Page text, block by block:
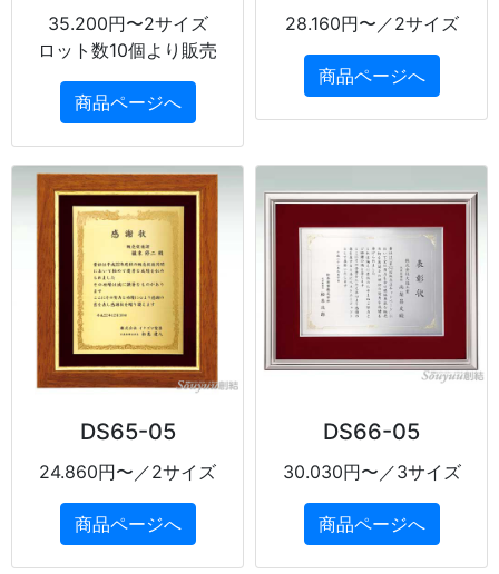
35.200円〜2サイズ
ロット数10個より販売
商品ページへ
28.160円〜／2サイズ
商品ページへ
DS65-05
24.860円〜／2サイズ
商品ページへ
DS66-05
30.030円〜／3サイズ
商品ページへ